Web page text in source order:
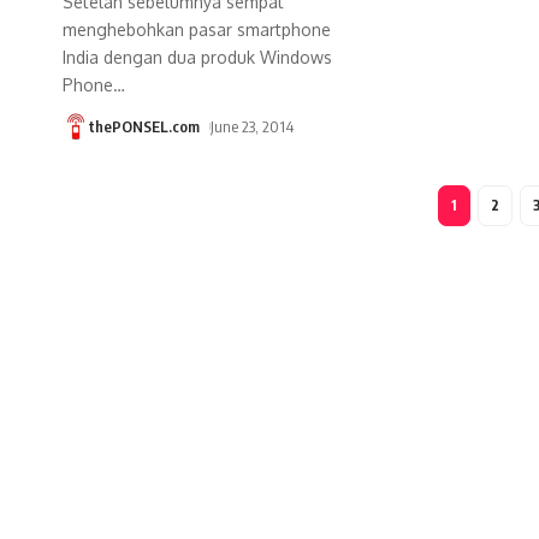
menghebohkan pasar smartphone
India dengan dua produk Windows
Phone…
thePONSEL.com June 23, 2014
1 2